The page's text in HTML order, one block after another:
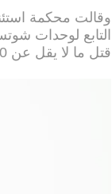
وقالت محكمة
التابع لوحدات
قتل ما لا يقل عن 170 ألف شخص.